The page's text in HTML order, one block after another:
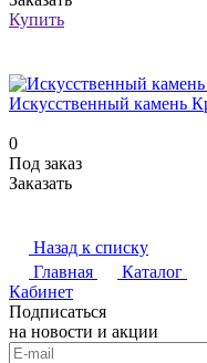
Купить
Искусственный камень
0
Под заказ
Заказать
Назад к списку
Главная
Каталог
Кабинет
Подписаться
на новости и акции